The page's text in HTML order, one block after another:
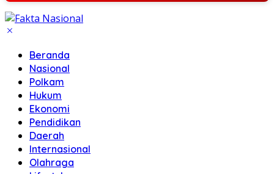
Beranda
Nasional
Polkam
Hukum
Ekonomi
Pendidikan
Daerah
Internasional
Olahraga